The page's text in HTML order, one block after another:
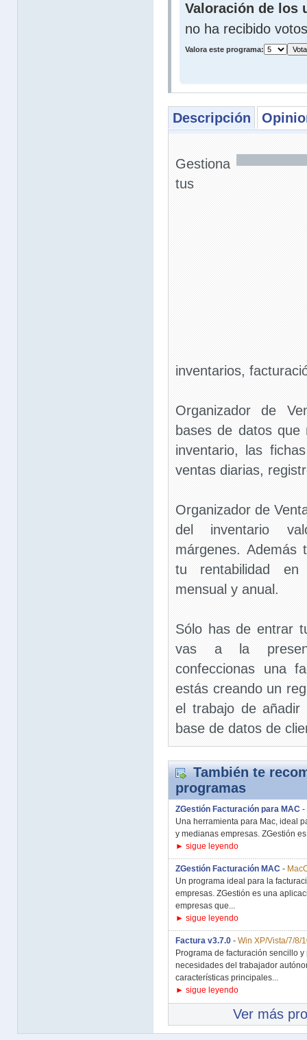
Valoración de los
no ha recibido votos
Valora este programa:
Descripción
Gestiona
tus
inventarios,
Organizador de
bases de datos que
inventario, las
ventas diarias,
Organizador de
del inventario
márgenes. Además
tu rentabilidad en
mensual y anual.
Sólo has de entrar
vas a la
confeccionas una
estás creando un
el trabajo de
base de datos de
También te
programas
ZGestión Facturación para MAC -
Una herramienta para Mac, ideal
y medianas empresas. ZGestión
► sigue leyendo
ZGestión Facturación MAC -
Un programa ideal para la
empresas. ZGestión es una
empresas que...
► sigue leyendo
Factura v3.7.0 - Win XP/Vista/7/8/
Programa de facturación sencillo
necesidades del trabajador
características principales...
► sigue leyendo
Ver más